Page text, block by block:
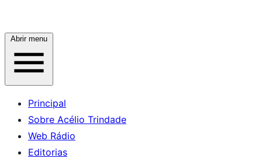
Abrir menu
Principal
Sobre Acélio Trindade
Web Rádio
Editorias